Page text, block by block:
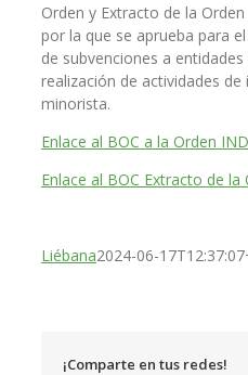
Orden y Extracto de la
por la que se aprueba para
de subvenciones a
realización de actividades
minorista.
Enlace al BOC a la Orden
Enlace al BOC Extracto de
Liébana2024-06-
¡Comparte en tus redes!